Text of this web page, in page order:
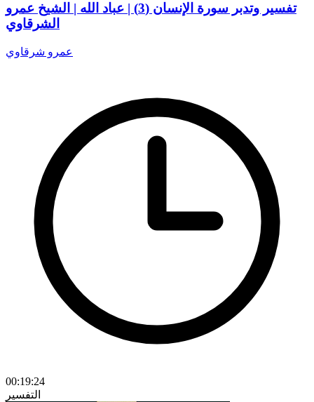
تفسير وتدبر سورة الإنسان (3) | عباد الله | الشيخ عمرو
الشرقاوي
عمرو شرقاوي
00:19:24
التفسير